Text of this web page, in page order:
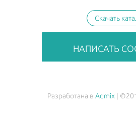
Разработана в Admix |
Скачать
НАПИСАТЬ